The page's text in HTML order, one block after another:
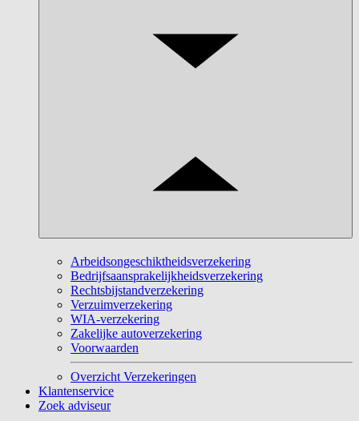
Arbeidsongeschiktheidsverzekering
Bedrijfsaansprakelijkheidsverzekering
Rechtsbijstandverzekering
Verzuimverzekering
WIA-verzekering
Zakelijke autoverzekering
Voorwaarden
Overzicht Verzekeringen
Klantenservice
Zoek adviseur